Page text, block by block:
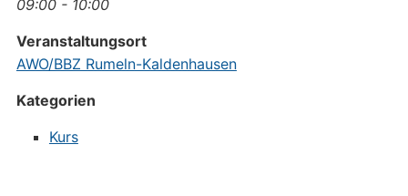
09:00 - 10:00
Veranstaltungsort
AWO/BBZ Rumeln-Kaldenhausen
Kategorien
Kurs